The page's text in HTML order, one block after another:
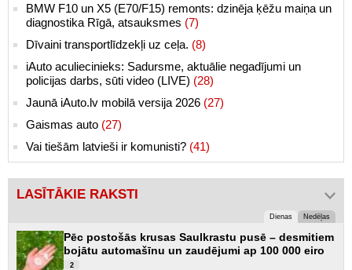
BMW F10 un X5 (E70/F15) remonts: dzinēja ķēžu maiņa un
diagnostika Rīgā, atsauksmes (7)
Dīvaini transportlīdzekļi uz ceļa. (8)
iAuto aculiecinieks: Sadursme, aktuālie negadījumi un
policijas darbs, sūti video (LIVE) (28)
Jaunā iAuto.lv mobilā versija 2026 (27)
Gaismas auto (27)
Vai tiešām latvieši ir komunisti? (41)
LASĪTĀKIE RAKSTI
Dienas Nedēļas
Pēc postošās krusas Saulkrastu pusē – desmitiem
bojātu automašīnu un zaudējumi ap 100 000 eiro
2